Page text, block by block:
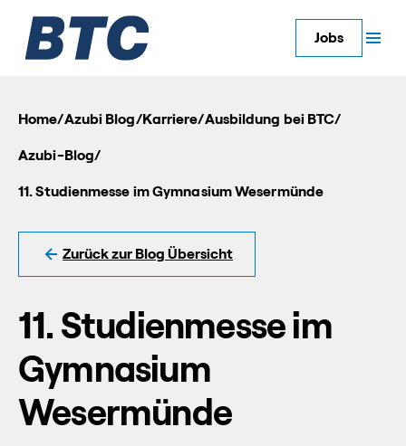
Jobs
Home/Azubi Blog/Karriere/Ausbildung bei BTC/
Azubi-Blog/
11. Studienmesse im Gymnasium Wesermünde
Zurück zur Blog Übersicht
11. Studienmesse im
Gymnasium
Wesermünde